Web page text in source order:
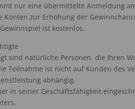
nur eine übermittelte Anmeldung
Konten zur Erhöhung der
ist kostenlos.
sind natürliche Personen, die Ihren
Teilnahme ist nicht auf Kunden des
abhängig.
in seiner Geschäftsfähigkeit